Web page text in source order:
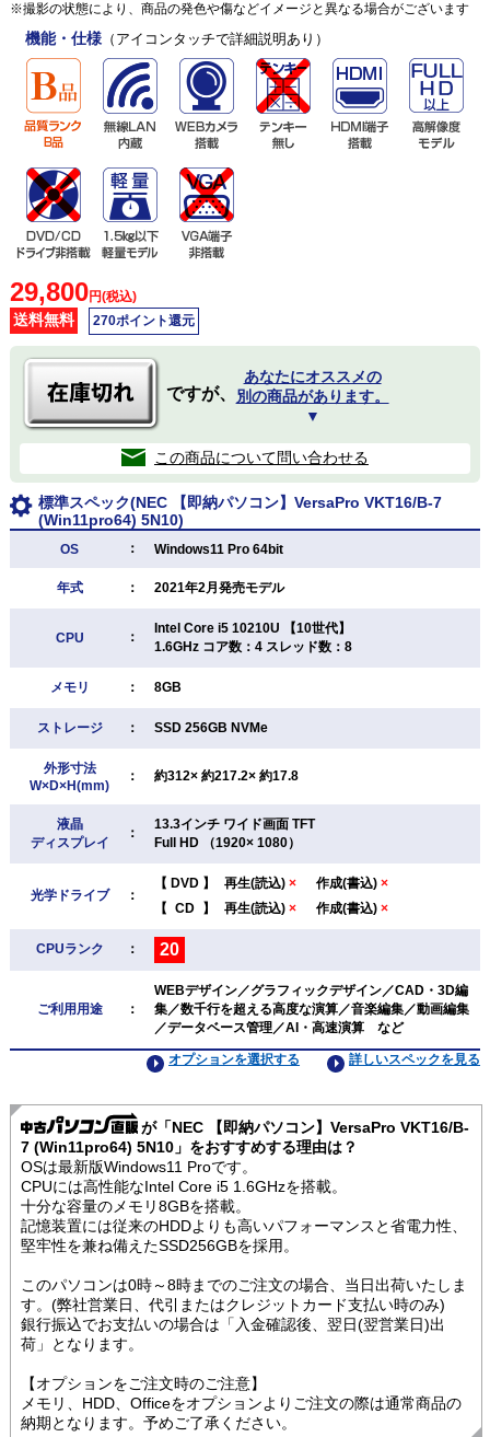
※撮影の状態により、商品の発色や傷などイメージと異なる場合がございます
機能・仕様（アイコンタッチで詳細説明あり）
29,800円(税込)
送料無料 270ポイント還元
ですが、
あなたにオススメの
別の商品があります。
▼
この商品について問い合わせる
標準スペック(NEC 【即納パソコン】VersaPro VKT16/B-7
(Win11pro64) 5N10)
OS ： Windows11 Pro 64bit
年式 ： 2021年2月発売モデル
CPU ：
Intel Core i5 10210U 【10世代】
1.6GHz コア数：4 スレッド数：8
メモリ ： 8GB
ストレージ ： SSD 256GB NVMe
外形寸法
W×D×H(mm)
： 約312× 約217.2× 約17.8
液晶
ディスプレイ
：
13.3インチ ワイド画面 TFT
Full HD （1920× 1080）
光学ドライブ ：
【 DVD 】 再生(読込) × 作成(書込) ×
【 CD 】 再生(読込) × 作成(書込) ×
CPUランク ： 20
ご利用用途 ：
WEBデザイン／グラフィックデザイン／CAD・3D編
集／数千行を超える高度な演算／音楽編集／動画編集
／データベース管理／AI・高速演算 など
詳しいスペックを見る
オプションを選択する
が「NEC 【即納パソコン】VersaPro VKT16/B-
7 (Win11pro64) 5N10」をおすすめする理由は？
OSは最新版Windows11 Proです。
CPUには高性能なIntel Core i5 1.6GHzを搭載。
十分な容量のメモリ8GBを搭載。
記憶装置には従来のHDDよりも高いパフォーマンスと省電力性、
堅牢性を兼ね備えたSSD256GBを採用。
このパソコンは0時～8時までのご注文の場合、当日出荷いたしま
す。(弊社営業日、代引またはクレジットカード支払い時のみ)
銀行振込でお支払いの場合は「入金確認後、翌日(翌営業日)出
荷」となります。
【オプションをご注文時のご注意】
メモリ、HDD、Officeをオプションよりご注文の際は通常商品の
納期となります。予めご了承ください。